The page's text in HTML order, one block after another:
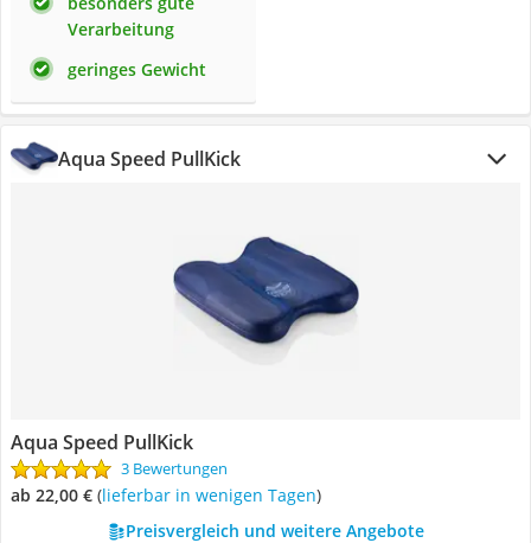
Verarbeitung
geringes Gewicht
Aqua Speed PullKick
Aqua Speed PullKick
3 Bewertungen
ab 22,00 € ( Lieferbar in wenigen Tagen)
Preisvergleich und weitere Angebote